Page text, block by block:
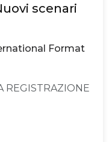
scenari
Format
REGISTRAZIONE